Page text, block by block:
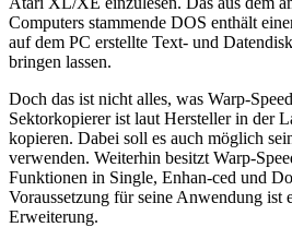
Computers stammende DOS enthält
auf dem PC erstellte Text- und
bringen lassen.
Doch das ist nicht alles, was Warp-
Sektorkopierer ist laut Hersteller in der
kopieren. Dabei soll es auch möglich
verwenden. Weiterhin besitzt Warp-
Funktionen in Single, Enhan-ced und
Voraussetzung für seine Anwendung
Erweiterung.